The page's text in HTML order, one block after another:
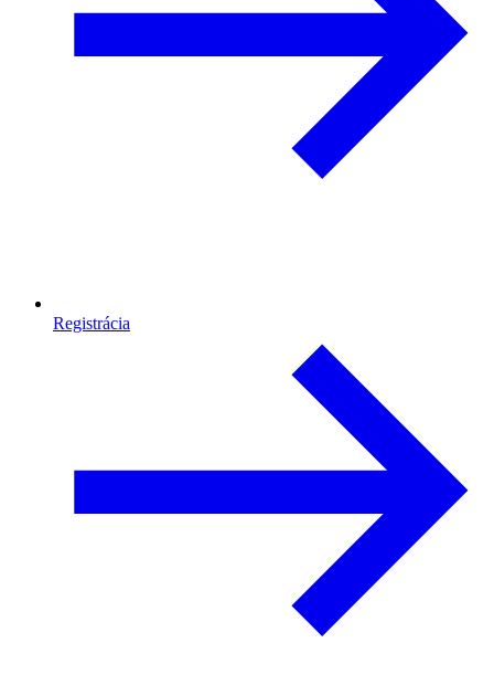
Registrácia